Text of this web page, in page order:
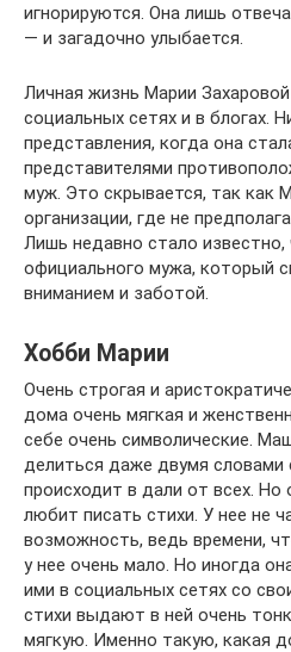
игнорируются. Она лишь
— и загадочно улыбается.
Личная жизнь Марии
социальных сетях и в блогах.
представления, когда она
представителями
муж. Это скрывается, так как
организации, где не
Лишь недавно стало известно,
официального мужа, который
вниманием и заботой.
Хобби Марии
Очень строгая и
дома очень мягкая и
себе очень символические.
делиться даже двумя словами
происходит в дали от всех. Но
любит писать стихи. У нее не
возможность, ведь времени,
у нее очень мало. Но иногда
ими в социальных сетях со
стихи выдают в ней очень
мягкую. Именно такую, какая